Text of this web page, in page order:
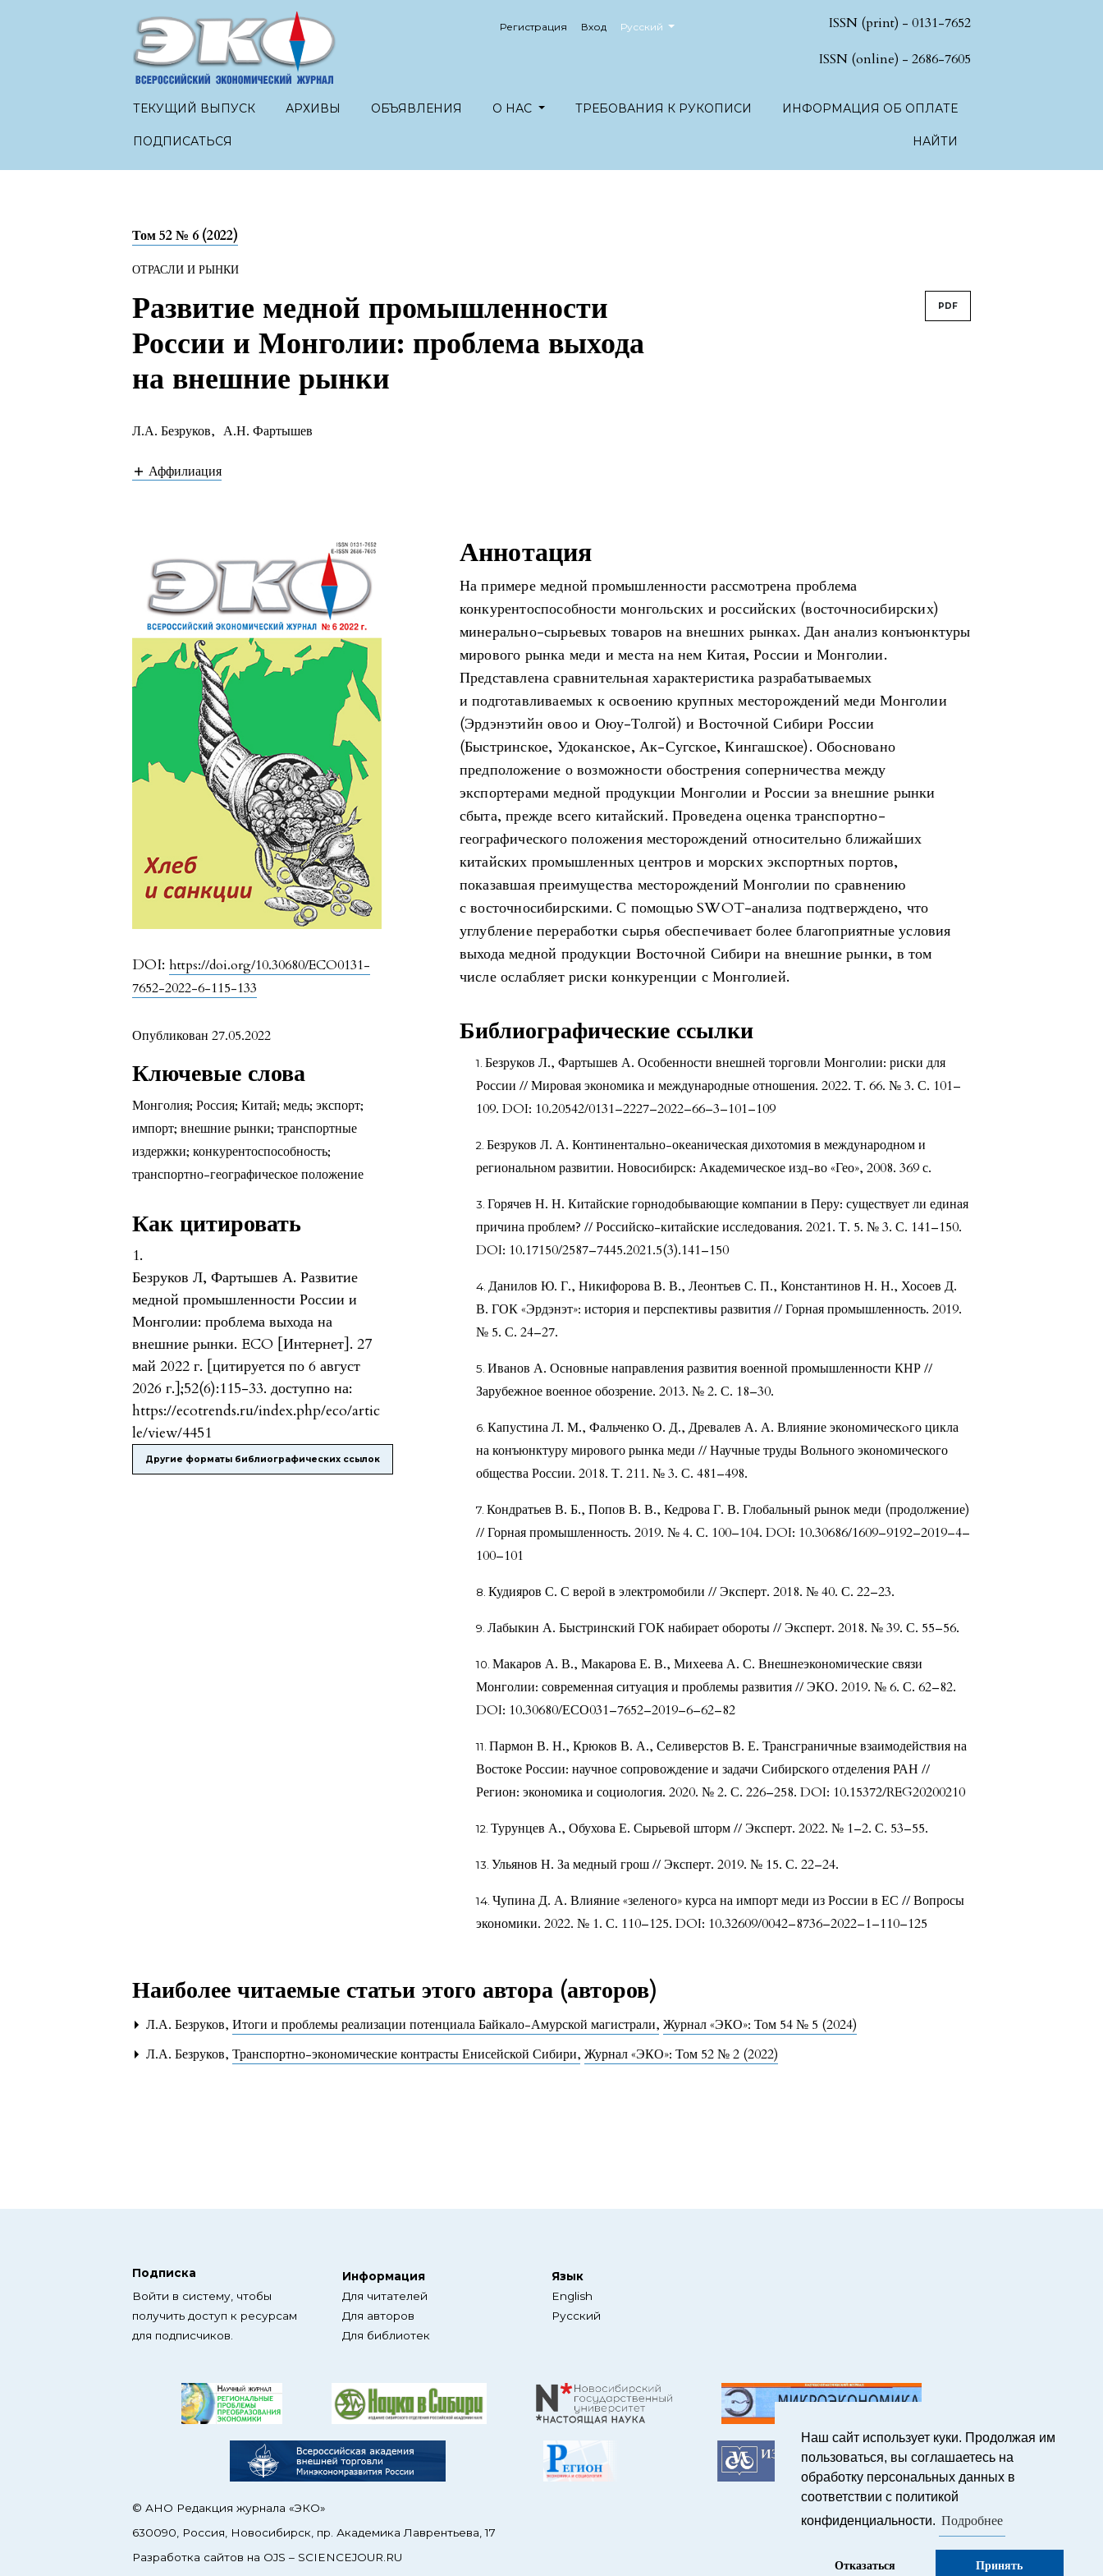
Наш сайт использует куки. Продолжая им
пользоваться, вы соглашаетесь на
обработку персональных данных в
соответствии с политикой
конфиденциальности. Подробнее
Отказаться Принять
Регистрация Вход ##plugins.themes.healthSciences.language.toggle##
Русский
ISSN (print) - 0131-7652
ISSN (online) - 2686-7605
ТЕКУЩИЙ ВЫПУСК АРХИВЫ ОБЪЯВЛЕНИЯ О НАС ТРЕБОВАНИЯ К РУКОПИСИ ИНФОРМАЦИЯ ОБ ОПЛАТЕ
ПОДПИСАТЬСЯ НАЙТИ
Том 52 № 6 (2022)
ОТРАСЛИ И РЫНКИ
Развитие медной промышленности
России и Монголии: проблема выхода
на внешние рынки
PDF
Л.А. Безруков, А.Н. Фартышев
Аффилиация
DOI:https://doi.org/10.30680/ECO0131-
7652-2022-6-115-133
Опубликован 27.05.2022
Ключевые слова
Монголия; Россия; Китай; медь; экспорт;
импорт; внешние рынки; транспортные
издержки; конкурентоспособность;
транспортно-географическое положение
Как цитировать
1.
Безруков Л, Фартышев А. Развитие
медной промышленности России и
Монголии: проблема выхода на
внешние рынки. ECO [Интернет]. 27
май 2022 г. [цитируется по 6 август
2026 г.];52(6):115-33. доступно на:
https://ecotrends.ru/index.php/eco/artic
le/view/4451
Другие форматы библиографических ссылок
Аннотация
На примере медной промышленности рассмотрена проблема
конкурентоспособности монгольских и российских (восточносибирских)
минерально-сырьевых товаров на внешних рынках. Дан анализ конъюнктуры
мирового рынка меди и места на нем Китая, России и Монголии.
Представлена сравнительная характеристика разрабатываемых
и подготавливаемых к освоению крупных месторождений меди Монголии
(Эрдэнэтийн овоо и Оюу-Толгой) и Восточной Сибири России
(Быстринское, Удоканское, Ак-Сугское, Кингашское). Обосновано
предположение о возможности обострения соперничества между
экспортерами медной продукции Монголии и России за внешние рынки
сбыта, прежде всего китайский. Проведена оценка транспортно-
географического положения месторождений относительно ближайших
китайских промышленных центров и морских экспортных портов,
показавшая преимущества месторождений Монголии по сравнению
с восточносибирскими. С помощью SWOT-анализа подтверждено, что
углубление переработки сырья обеспечивает более благоприятные условия
выхода медной продукции Восточной Сибири на внешние рынки, в том
числе ослабляет риски конкуренции с Монголией.
Библиографические ссылки
Безруков Л., Фартышев А. Особенности внешней торговли Монголии: риски для
России // Мировая экономика и международные отношения. 2022. Т. 66. № 3. С. 101–
109. DOI: 10.20542/0131–2227–2022–66–3–101–109
Безруков Л. А. Континентально-океаническая дихотомия в международном и
региональном развитии. Новосибирск: Академическое изд-во «Гео», 2008. 369 с.
Горячев Н. Н. Китайские горнодобывающие компании в Перу: существует ли единая
причина проблем? // Российско-китайские исследования. 2021. Т. 5. № 3. С. 141–150.
DOI: 10.17150/2587–7445.2021.5(3).141–150
Данилов Ю. Г., Никифорова В. В., Леонтьев С. П., Константинов Н. Н., Хосоев Д.
В. ГОК «Эрдэнэт»: история и перспективы развития // Горная промышленность. 2019.
№ 5. С. 24–27.
Иванов А. Основные направления развития военной промышленности КНР //
Зарубежное военное обозрение. 2013. № 2. С. 18–30.
Капустина Л. М., Фальченко О. Д., Древалев А. А. Влияние экономическoго цикла
на конъюнктуру мирового рынка меди // Научные труды Вольного экономического
общества России. 2018. Т. 211. № 3. С. 481–498.
Кондратьев В. Б., Попов В. В., Кедрова Г. В. Глобальный рынок меди (продолжение)
// Горная промышленность. 2019. № 4. С. 100–104. DOI: 10.30686/1609–9192–2019–4–
100–101
Кудияров С. С верой в электромобили // Эксперт. 2018. № 40. С. 22–23.
Лабыкин А. Быстринский ГОК набирает обороты // Эксперт. 2018. № 39. С. 55–56.
Макаров А. В., Макарова Е. В., Михеева А. С. Внешнеэкономические связи
Монголии: современная ситуация и проблемы развития // ЭКО. 2019. № 6. С. 62–82.
DOI: 10.30680/ЕСО031–7652–2019–6–62–82
Пармон В. Н., Крюков В. А., Селиверстов В. Е. Трансграничные взаимодействия на
Востоке России: научное сопровождение и задачи Сибирского отделения РАН //
Регион: экономика и социология. 2020. № 2. С. 226–258. DOI: 10.15372/REG20200210
Турунцев А., Обухова Е. Сырьевой шторм // Эксперт. 2022. № 1–2. С. 53–55.
Ульянов Н. За медный грош // Эксперт. 2019. № 15. С. 22–24.
Чупина Д. А. Влияние «зеленого» курса на импорт меди из России в ЕС // Вопросы
экономики. 2022. № 1. С. 110–125. DOI: 10.32609/0042–8736–2022–1–110–125
Наиболее читаемые статьи этого автора (авторов)
Л.А. Безруков,Итоги и проблемы реализации потенциала Байкало-Амурской магистрали,Журнал «ЭКО»: Том 54 № 5 (2024)
Л.А. Безруков,Транспортно-экономические контрасты Енисейской Сибири,Журнал «ЭКО»: Том 52 № 2 (2022)
Подписка
Войти в систему, чтобы
получить доступ к ресурсам
для подписчиков.
Информация
Для читателей
Для авторов
Для библиотек
Язык
English
Русский
© АНО Редакция журнала «ЭКО»
630090, Россия, Новосибирск, пр. Академика Лаврентьева, 17
Разработка сайтов на OJS – SCIENCEJOUR.RU